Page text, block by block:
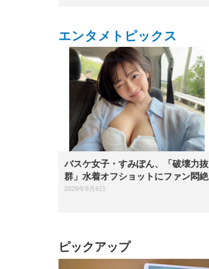
エンタメトピックス
バスケ女子・すみぽん、「破壊力抜
群」水着オフショットにファン悶絶
2026年8月6日
ピックアップ